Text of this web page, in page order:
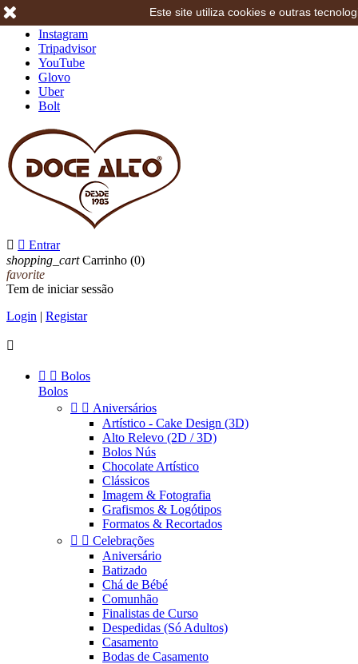
Instagram
Tripadvisor
YouTube
Glovo
Uber
Bolt
  Entrar
shopping_cart Carrinho (0)
favorite
Tem de iniciar sessão
Login | Registar

  Bolos
Bolos
  Aniversários
Artístico - Cake Design (3D)
Alto Relevo (2D / 3D)
Bolos Nús
Chocolate Artístico
Clássicos
Imagem & Fotografia
Grafismos & Logótipos
Formatos & Recortados
  Celebrações
Aniversário
Batizado
Chá de Bébé
Comunhão
Finalistas de Curso
Despedidas (Só Adultos)
Casamento
Bodas de Casamento
Este site utiliza cookies e outras